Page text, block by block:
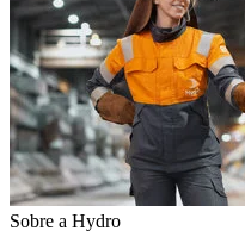
Sobre a Hydro